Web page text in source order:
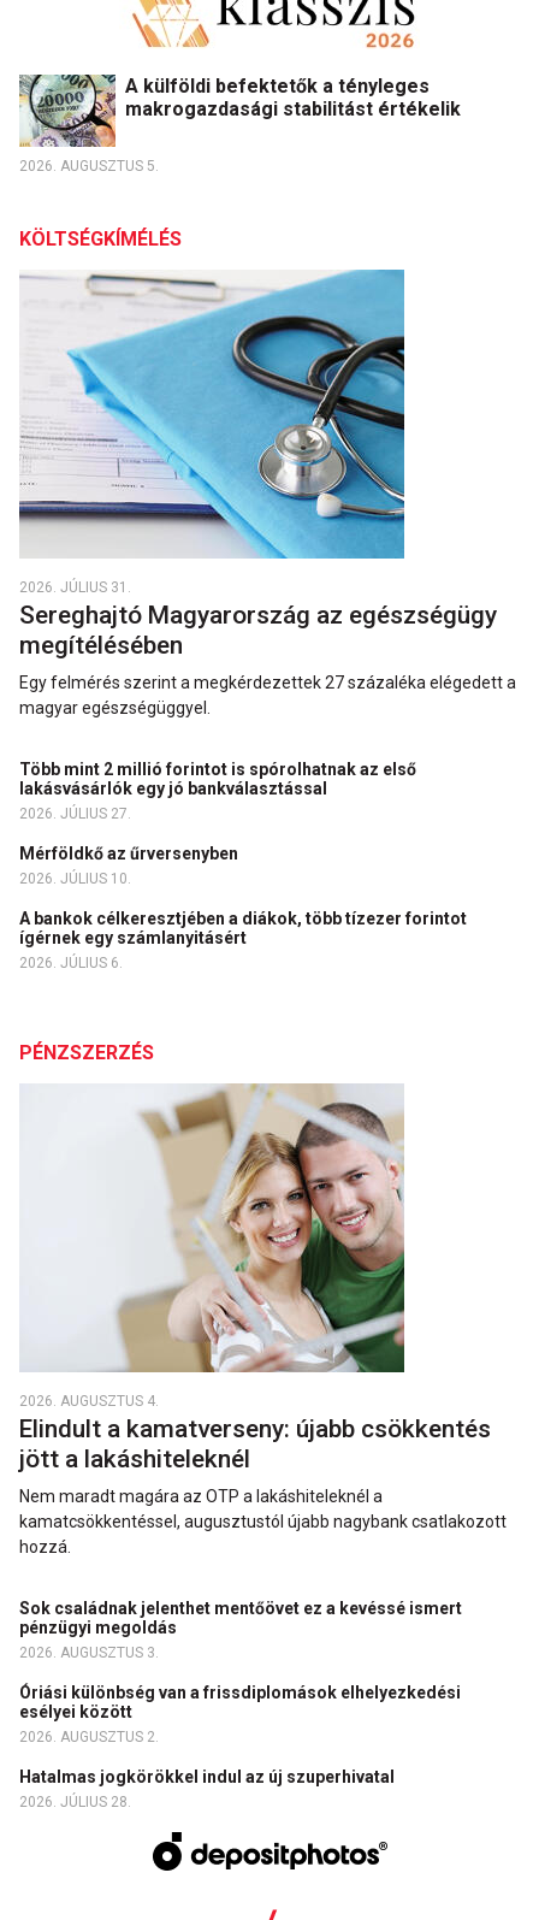
A külföldi befektetők a tényleges
makrogazdasági stabilitást értékelik
2026. AUGUSZTUS 5.
KÖLTSÉGKÍMÉLÉS
2026. JÚLIUS 31.
Sereghajtó Magyarország az egészségügy
megítélésében
Egy felmérés szerint a megkérdezettek 27 százaléka elégedett a
magyar egészségüggyel.
Több mint 2 millió forintot is spórolhatnak az első
lakásvásárlók egy jó bankválasztással
2026. JÚLIUS 27.
Mérföldkő az űrversenyben
2026. JÚLIUS 10.
A bankok célkeresztjében a diákok, több tízezer forintot
ígérnek egy számlanyitásért
2026. JÚLIUS 6.
PÉNZSZERZÉS
2026. AUGUSZTUS 4.
Elindult a kamatverseny: újabb csökkentés
jött a lakáshiteleknél
Nem maradt magára az OTP a lakáshiteleknél a
kamatcsökkentéssel, augusztustól újabb nagybank csatlakozott
hozzá.
Sok családnak jelenthet mentőövet ez a kevéssé ismert
pénzügyi megoldás
2026. AUGUSZTUS 3.
Óriási különbség van a frissdiplomások elhelyezkedési
esélyei között
2026. AUGUSZTUS 2.
Hatalmas jogkörökkel indul az új szuperhivatal
2026. JÚLIUS 28.